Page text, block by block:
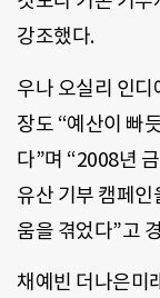
강조했다.
우나 오실리 인
장도 “예산이 빠
다”며 “2008년
유산 기부 캠페인
움을 겪었다”고
채예빈 더나은미